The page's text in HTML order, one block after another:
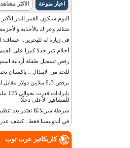
اخبار منوعة الاكثر مشاهدة
اليوم سيكون القمر البدر الأكبر منذ 68
شتائم وعراك بالأحذية والأحزمة
في زيارة له للبحرين.. عساف:
أحلام تثير جدلا كبيرا على
رفض تسجيل طفلة أردنية اسمها
للحد من الابتذال .. باكستان تحظر
يرفض 9٫3 ملايين دولار مقابل لوحة أرقام سيارته
للمشاهير الأعلى دخلًا
شرطة سريلانكا تعتذر بعد
في أندونيسيا فقط.. كشف عذرية
كاريكاتير عرب توب